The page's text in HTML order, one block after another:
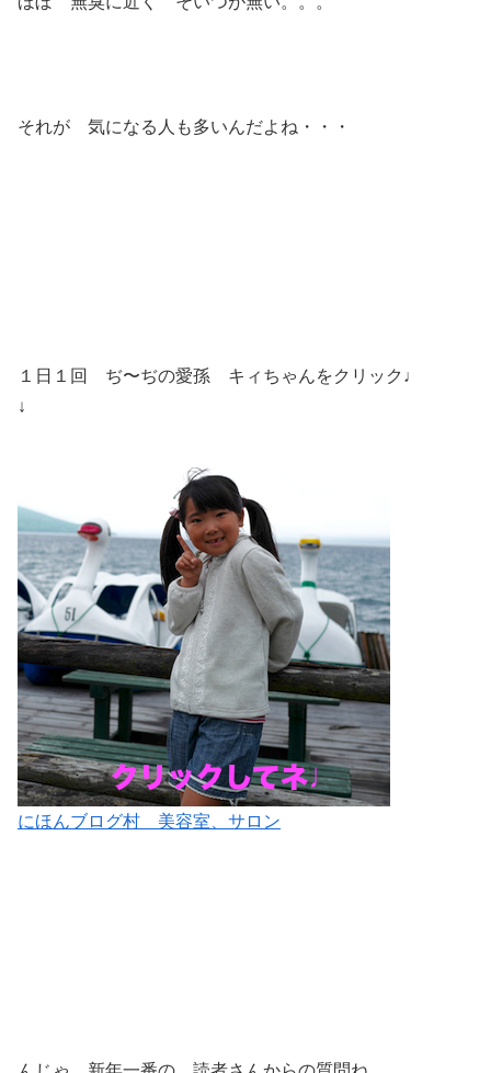
それが 気になる人も多いんだよね・・・
１日１回 ぢ〜ぢの愛孫 キィちゃんをクリック♩
↓
にほんブログ村 美容室、サロン